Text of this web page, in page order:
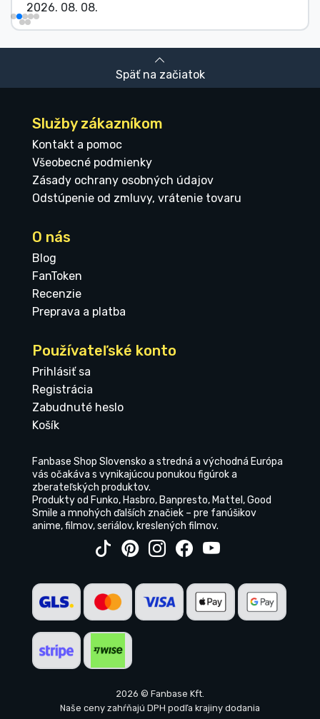
2026. 08. 08.
Späť na začiatok
Služby zákazníkom
Kontakt a pomoc
Všeobecné podmienky
Zásady ochrany osobných údajov
Odstúpenie od zmluvy, vrátenie tovaru
O nás
Blog
FanToken
Recenzie
Preprava a platba
Používateľské konto
Prihlásiť sa
Registrácia
Zabudnuté heslo
Košík
Fanbase Shop Slovensko a stredná a východná Európa
vás očakáva s vynikajúcou ponukou figúrok a
zberateľských produktov.
Produkty od Funko, Hasbro, Banpresto, Mattel, Good
Smile a mnohých ďalších značiek – pre fanúšikov
anime, filmov, seriálov, kreslených filmov.
2026 © Fanbase Kft.
Naše ceny zahŕňajú DPH podľa krajiny dodania